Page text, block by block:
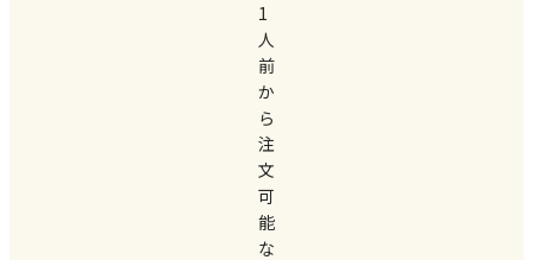
1
人
前
か
ら
注
文
可
能
な